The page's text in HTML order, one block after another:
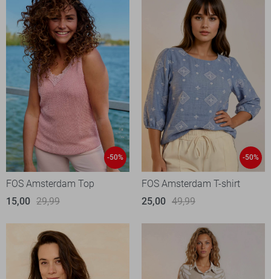
-50%
FOS Amsterdam Top
15,00 29,99
-50%
FOS Amsterdam T-shirt
25,00 49,99